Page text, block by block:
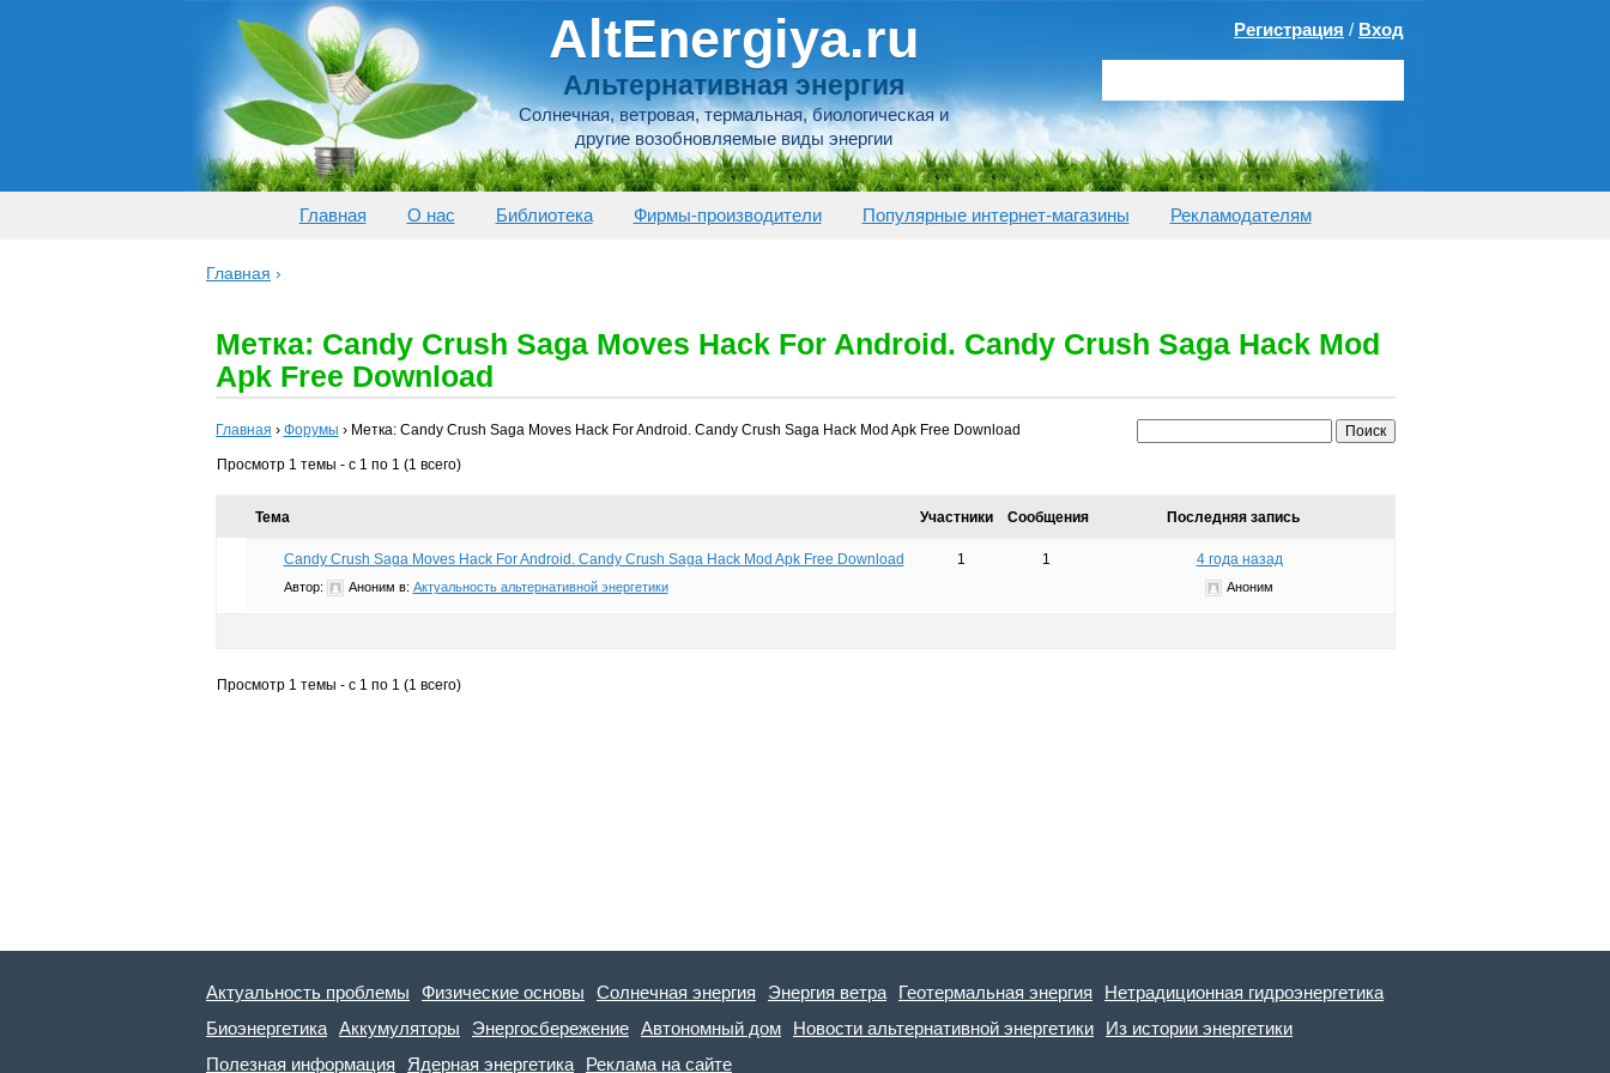
AltEnergiya.ru
Альтернативная энергия
Солнечная, ветровая, термальная, биологическая и
другие возобновляемые виды энергии
Регистрация / Вход
Главная О нас Библиотека Фирмы-производители Популярные интернет-магазины Рекламодателям
Главная ›
Метка: Candy Crush Saga Moves Hack For Android. Candy Crush Saga Hack Mod
Apk Free Download
Главная › Форумы › Метка: Candy Crush Saga Moves Hack For Android. Candy Crush Saga Hack Mod Apk Free Download
Просмотр 1 темы - с 1 по 1 (1 всего)
Тема Участники Сообщения Последняя запись
Candy Crush Saga Moves Hack For Android. Candy Crush Saga Hack Mod Apk Free Download
Автор: Аноним в: Актуальность альтернативной энергетики
1 1 4 года назад
Аноним
Просмотр 1 темы - с 1 по 1 (1 всего)
Актуальность проблемы Физические основы Солнечная энергия Энергия ветра Геотермальная энергия
Нетрадиционная гидроэнергетика
Биоэнергетика Аккумуляторы Энергосбережение Автономный дом Новости альтернативной энергетики
Из истории энергетики
Полезная информация
Ядерная энергетика Реклама на сайте